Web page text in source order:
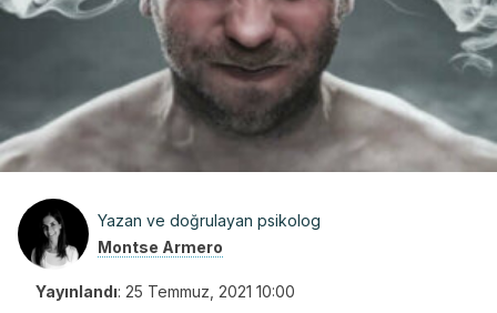
Yazan ve doğrulayan psikolog
Montse Armero
Yayınlandı: 25 Temmuz, 2021 10:00